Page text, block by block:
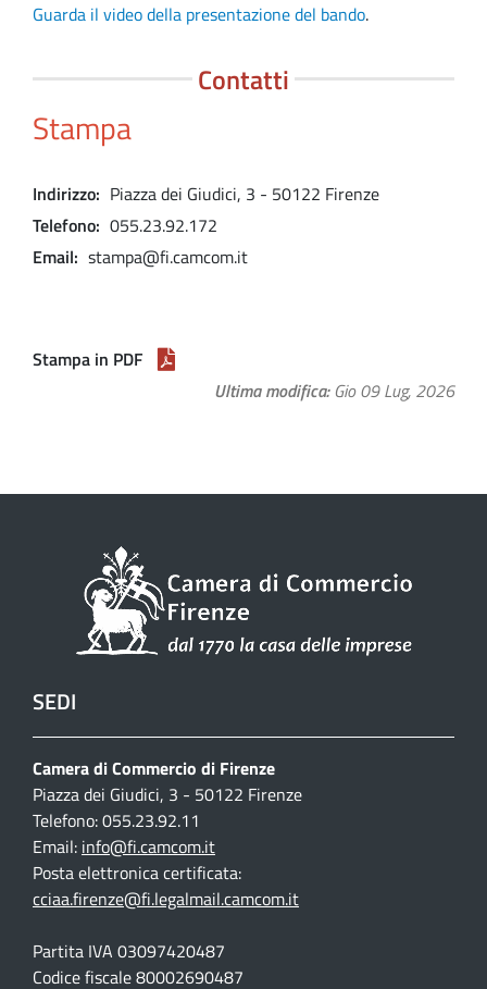
Guarda il video della presentazione del bando.
Contatti
Stampa
Indirizzo Piazza dei Giudici, 3 - 50122 Firenze
Telefono 055.23.92.172
Email stampa@fi.camcom.it
Stampa in PDF
Ultima modifica Gio 09 Lug, 2026
SEDI
Camera di Commercio di Firenze
Piazza dei Giudici, 3 - 50122 Firenze
Telefono: 055.23.92.11
Email: info@fi.camcom.it
Posta elettronica certificata:
cciaa.firenze@fi.legalmail.camcom.it
Partita IVA 03097420487
Codice fiscale 80002690487